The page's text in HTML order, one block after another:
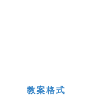
教案格式